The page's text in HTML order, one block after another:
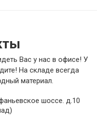
Вас у нас в офисе! У
На складе всегда
материал.
шоссе. д.10